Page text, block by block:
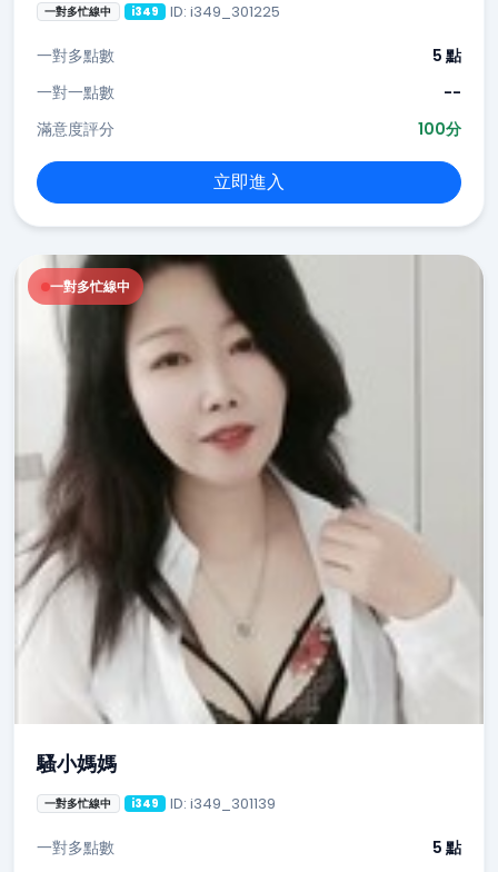
一對多忙線中 i349 ID: i349_301225
一對多點數
5 點
一對一點數
--
滿意度評分
100分
立即進入
一對多忙線中
騷小媽媽
一對多忙線中 i349 ID: i349_301139
一對多點數 5 點